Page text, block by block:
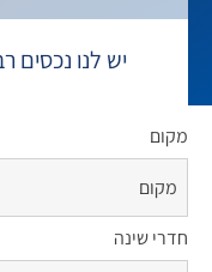
יש לנו נכסים
מקום
מקום
חדרי שינה